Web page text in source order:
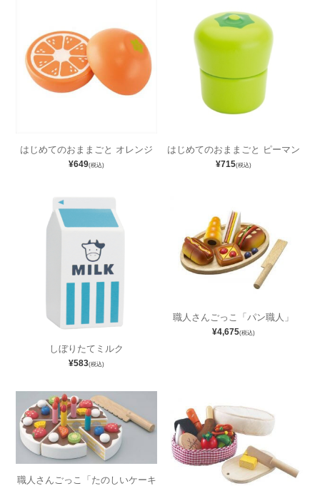
はじめてのおままごと オレンジ
¥649(税込)
はじめてのおままごと ピーマン
¥715(税込)
しぼりたてミルク
¥583(税込)
職人さんごっこ「パン職人」
¥4,675(税込)
職人さんごっこ「たのしいケーキ